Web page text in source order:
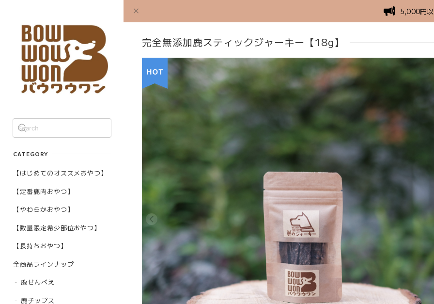
CATEGORY
【はじめてのオススメおやつ】
【定番鹿肉おやつ】
【やわらかおやつ】
【数量限定希少部位おやつ】
【長持ちおやつ】
全商品ラインナップ
鹿せんべえ
鹿チップス
5,000円以
完全無添加鹿スティックジャーキー【18g】